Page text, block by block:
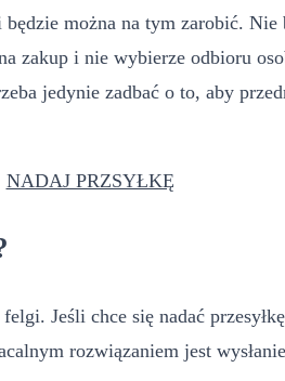
można na tym zarobić.
zakup i nie wybierze odbioru
jedynie zadbać o to, aby
NADAJ PRZSYŁKĘ
Jeśli chce się nadać
rozwiązaniem jest